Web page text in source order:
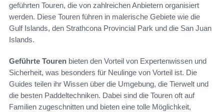
geführten Touren, die von zahlreichen Anbietern organisiert
werden. Diese Touren führen in malerische Gebiete wie die
Gulf Islands, den Strathcona Provincial Park und die San Juan
Islands.
Geführte Touren bieten den Vorteil von Expertenwissen und
Sicherheit, was besonders für Neulinge von Vorteil ist. Die
Guides teilen ihr Wissen über die Umgebung, die Tierwelt und
die besten Paddeltechniken. Dabei sind die Touren oft auf
Familien zugeschnitten und bieten eine tolle Möglichkeit,